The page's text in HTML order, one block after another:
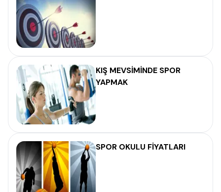
KIŞ MEVSİMİNDE SPOR
YAPMAK
SPOR OKULU FİYATLARI